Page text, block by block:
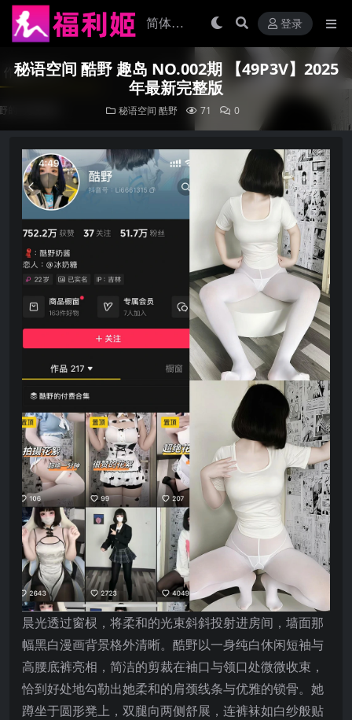
登录
秘语空间 酷野 趣岛 NO.002期 【49P3V】2025
年最新完整版
秘语空间 酷野 71 0
晨光透过窗棂，将柔和的光束斜斜投射进房间，墙面那
幅黑白漫画背景格外清晰。酷野以一身纯白休闲短袖与
高腰底裤亮相，简洁的剪裁在袖口与领口处微微收束，
恰到好处地勾勒出她柔和的肩颈线条与优雅的锁骨。她
蹲坐于圆形凳上，双腿向两侧舒展，连裤袜如白纱般贴